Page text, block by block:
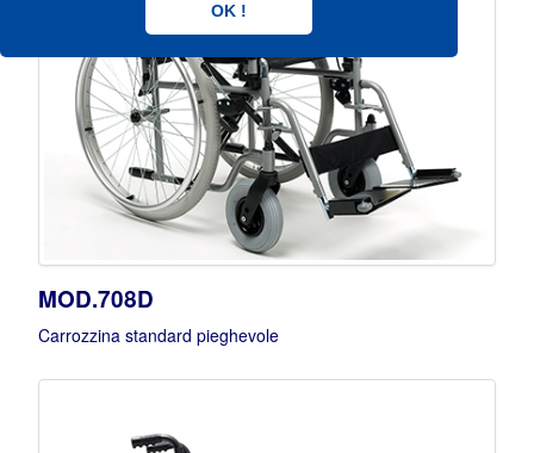
OK !
MOD.708D
Carrozzina standard pieghevole